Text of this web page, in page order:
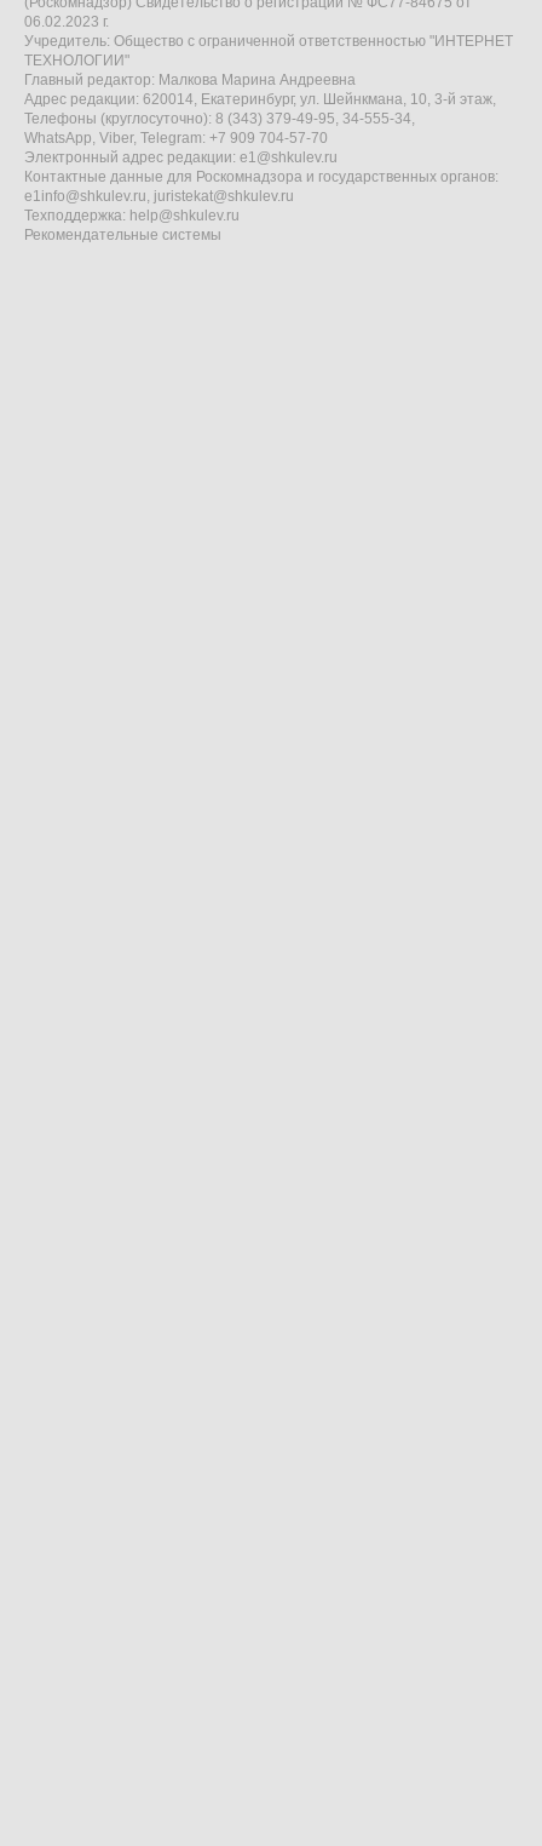
06.02.2023 г.
Учредитель: Общество с ограниченной ответственностью "ИНТЕРНЕТ
ТЕХНОЛОГИИ"
Главный редактор: Малкова Марина Андреевна
Адрес редакции: 620014, Екатеринбург, ул. Шейнкмана, 10, 3-й этаж,
Телефоны (круглосуточно): 8 (343) 379-49-95, 34-555-34,
WhatsApp, Viber, Telegram: +7 909 704-57-70
Электронный адрес редакции: e1@shkulev.ru
Контактные данные для Роскомнадзора и государственных органов:
e1info@shkulev.ru, juristekat@shkulev.ru
Техподдержка: help@shkulev.ru
Рекомендательные системы